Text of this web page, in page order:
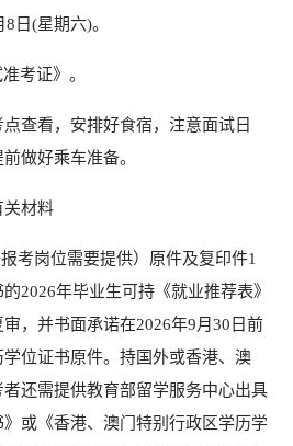
日(星期六)。
考证》。
查看，安排好食宿，注意面试日
做好乘车准备。
关材料
考岗位需要提供）原件及复印件1
2026年毕业生可持《就业推荐表》
，并书面承诺在2026年9月30日前
位证书原件。持国外或香港、澳
还需提供教育部留学服务中心出具
或《香港、澳门特别行政区学历学